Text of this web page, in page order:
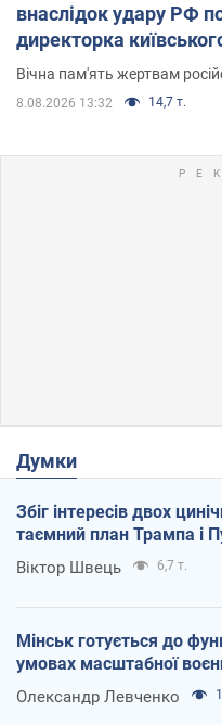
внаслідок удару РФ
директорка
Вічна пам'ять жертвам
8.08.2026 13:32 14,7 т.
Думки
Збіг інтересів двох
таємний план Трампа і
Віктор Швець 6,7 т.
Мінськ готується до
умовах масштабної
Олександр Левченко